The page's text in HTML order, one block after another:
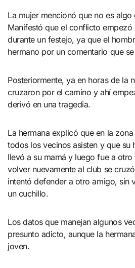
La mujer mencionó que no es
Manifestó que el conflicto empezó
durante un festejo, ya que el
hermano por un comentario que
Posteriormente, ya en horas de la
cruzaron por el camino y ahí
derivó en una tragedia.
La hermana explicó que en la
todos los vecinos asisten y que su
llevó a su mamá y luego fue a
volver nuevamente al club se
intentó defender a otro amigo, sin
un cuchillo.
Los datos que manejan algunos
presunto adicto, aunque la
joven.